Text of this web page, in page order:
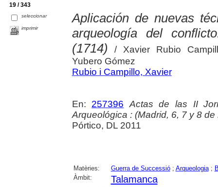
19 / 343
seleccionar
imprimir
Aplicación de nuevas
arqueología del
(1714) / Xavier Rubio
Yubero Gómez
Rubio i Campillo, Xavier
En: 257396
Actas de las II
Arqueológica : (Madrid, 6, 7 y 8
Pórtico, DL 2011
Matèries: Guerra de Successió; Arqueologia;
Àmbit:
Talamanca